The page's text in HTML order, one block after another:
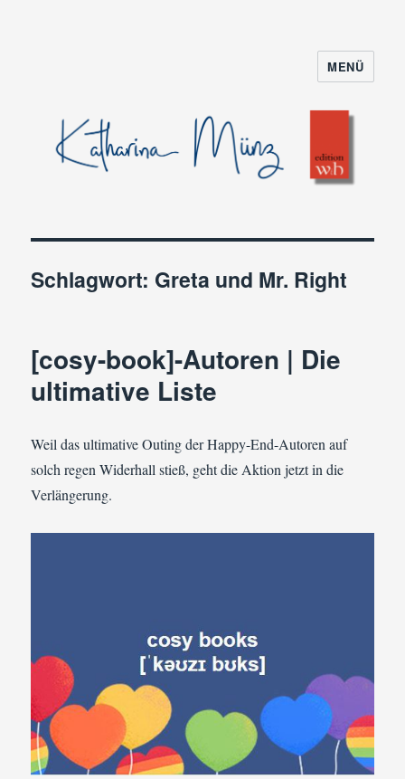
MENÜ
Schlagwort: Greta und Mr. Right
[cosy-book]-Autoren | Die
ultimative Liste
Weil das ultimative Outing der Happy-End-Autoren auf
solch regen Widerhall stieß, geht die Aktion jetzt in die
Verlängerung.